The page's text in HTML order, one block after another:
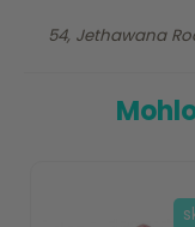
54, Jethawana